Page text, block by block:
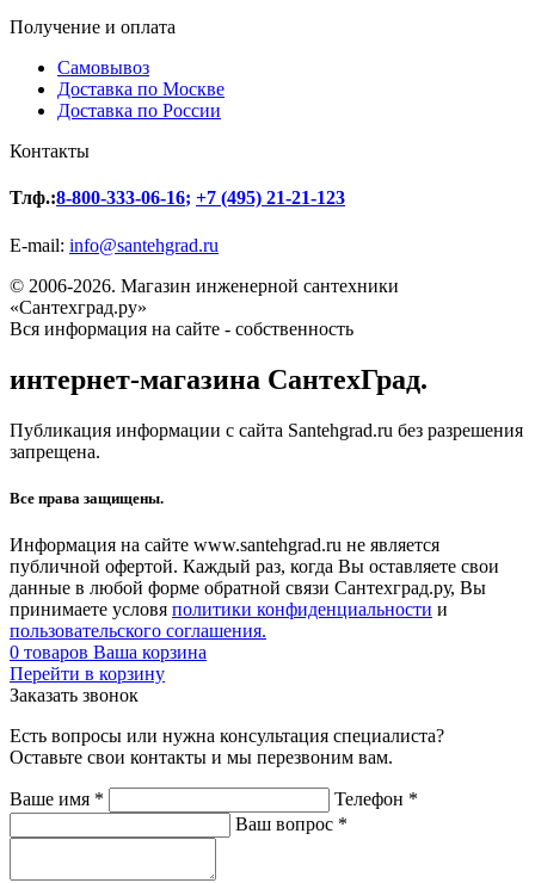
Получение и оплата
Самовывоз
Доставка по Москве
Доставка по России
Контакты
Тлф.:8-800-333-06-16; +7 (495) 21-21-123
E-mail: info@santehgrad.ru
© 2006-2026. Магазин инженерной сантехники
«Сантехград.ру»
Вся информация на сайте - собственность
интернет-магазина СантехГрад.
Публикация информации с сайта Santehgrad.ru без разрешения
запрещена.
Все права защищены.
Информация на сайте www.santehgrad.ru не является
публичной офертой. Каждый раз, когда Вы оставляете свои
данные в любой форме обратной связи Сантехград.ру, Вы
принимаете условя политики конфиденциальности и
пользовательского соглашения.
0 товаров Ваша корзина
Перейти в корзину
Заказать звонок
Есть вопросы или нужна консультация специалиста?
Оставьте свои контакты и мы перезвоним вам.
Ваше имя * Телефон *
Ваш вопрос *